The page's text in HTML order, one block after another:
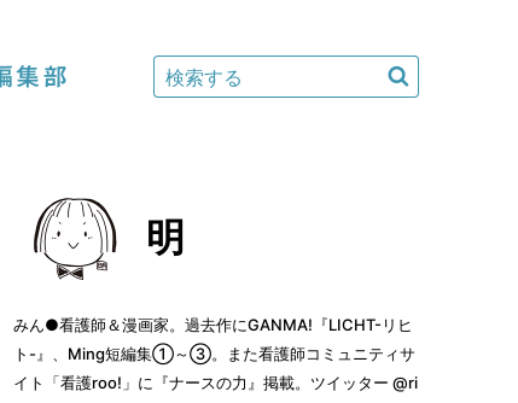
明
みん●看護師＆漫画家。過去作にGANMA!『LICHT-リヒ
ト-』
Ming短編集①～③。また看護師コミュニティサ
イト「看護roo!」に 『ナースの力』 掲載。ツイッター @ri